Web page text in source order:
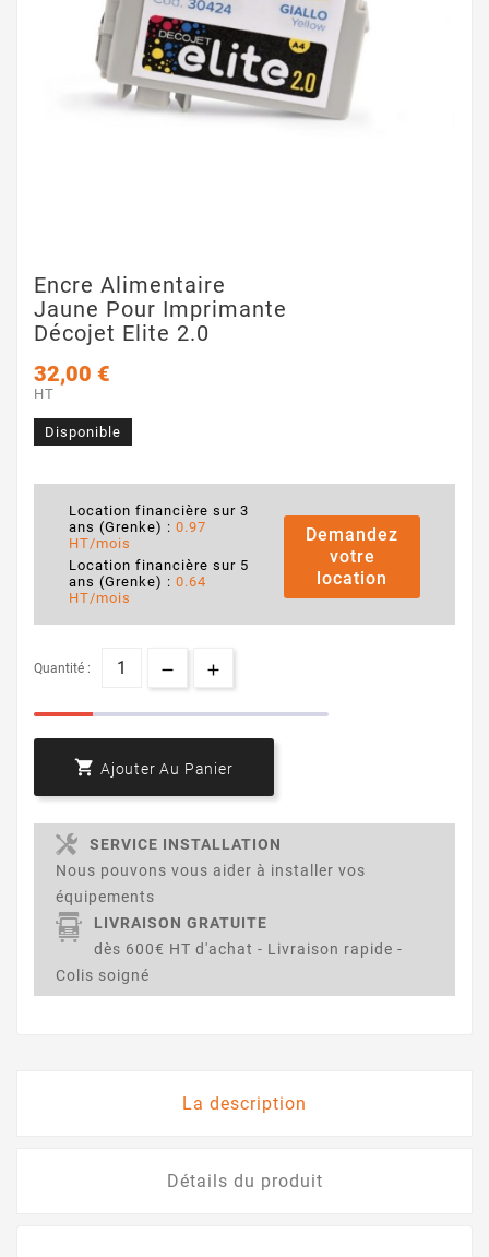
Encre Alimentaire
Jaune Pour Imprimante
Décojet Elite 2.0
32,00 €
HT
Disponible
Location financière sur 3
ans (Grenke) : 0.97
HT/mois
Location financière sur 5
ans (Grenke) : 0.64
HT/mois
Demandez
votre
location
Quantité :
 Ajouter Au Panier
SERVICE INSTALLATION
Nous pouvons vous aider à installer vos
équipements
LIVRAISON GRATUITE
dès 600€ HT d'achat - Livraison rapide -
Colis soigné
La description
Détails du produit